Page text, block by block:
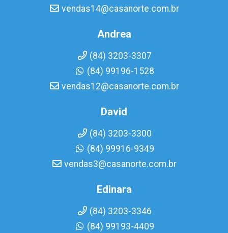
vendas14@casanorte.com.br
Andrea
(84) 3203-3307
(84) 99196-1528
vendas12@casanorte.com.br
David
(84) 3203-3300
(84) 99916-9349
vendas3@casanorte.com.br
Edinara
(84) 3203-3346
(84) 99193-4409